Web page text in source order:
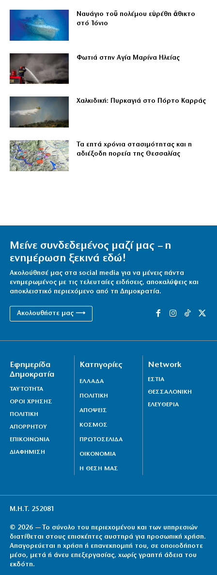
Ναυάγιο τοῦ πολέμου εὑρέθη ἄθικτο
στό Ἰόνιο
Φωτιά στην Αγία Μαρίνα Ηλείας
Χαλκιδική: Πυρκαγιά στο Πόρτο Καρράς
Τα επτά χρόνια στασιμότητας και η
αδιέξοδη πορεία της Θεσσαλίας
Μείνε συνδεδεμένος μαζί μας – η
ενημέρωση ξεκινά εδώ!
Ακολούθησέ μας στα social media για να μένεις πάντα
ενημερωμένος με τις τελευταίες ειδήσεις, αποκαλύψεις και
αποκλειστικό περιεχόμενο από τη Δημοκρατία.
Ακολουθήστε μας ⟶
Εφημερίδα
Δημοκρατία
ΤΑΥΤΟΤΗΤΑ
ΟΡΟΙ ΧΡΗΣΗΣ
ΠΟΛΙΤΙΚΗ
ΑΠΟΡΡΗΤΟΥ
ΕΠΙΚΟΙΝΩΝΙΑ
ΔΙΑΦΗΜΙΣΗ
Κατηγορίες
ΕΛΛΑΔΑ
ΠΟΛΙΤΙΚΗ
ΑΠΟΨΕΙΣ
ΚΟΣΜΟΣ
ΠΡΩΤΟΣΕΛΙΔΑ
ΟΙΚΟΝΟΜΙΑ
Η ΘΕΣΗ ΜΑΣ
Network
ΕΣΤΙΑ
ΘΕΣΣΑΛΟΝΙΚΗ
ΕΛΕΥΘΕΡΙΑ
Μ.Η.Τ. 252081
© 2026 — Το σύνολο του περιεχομένου και των υπηρεσιών
διατίθεται στους επισκέπτες αυστηρά για προσωπική χρήση.
Απαγορεύεται η χρήση ή επανεκπομπή του, σε οποιοδήποτε
μέσο, μετά ή άνευ επεξεργασίας, χωρίς γραπτή άδεια του
εκδότη.